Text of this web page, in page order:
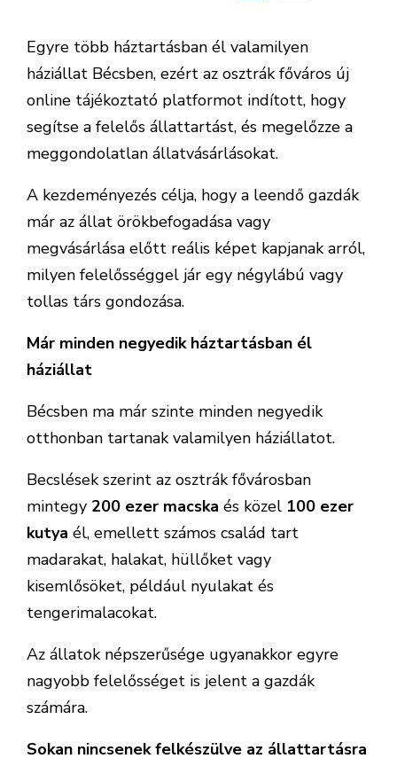
Egyre több háztartásban él valamilyen
háziállat Bécsben, ezért az osztrák főváros új
online tájékoztató platformot indított, hogy
segítse a felelős állattartást, és megelőzze a
meggondolatlan állatvásárlásokat.
A kezdeményezés célja, hogy a leendő gazdák
már az állat örökbefogadása vagy
megvásárlása előtt reális képet kapjanak arról,
milyen felelősséggel jár egy négylábú vagy
tollas társ gondozása.
Már minden negyedik háztartásban él
háziállat
Bécsben ma már szinte minden negyedik
otthonban tartanak valamilyen háziállatot.
Becslések szerint az osztrák fővárosban
mintegy 200 ezer macska és közel 100 ezer
kutya él, emellett számos család tart
madarakat, halakat, hüllőket vagy
kisemlősöket, például nyulakat és
tengerimalacokat.
Az állatok népszerűsége ugyanakkor egyre
nagyobb felelősséget is jelent a gazdák
számára.
Sokan nincsenek felkészülve az állattartásra